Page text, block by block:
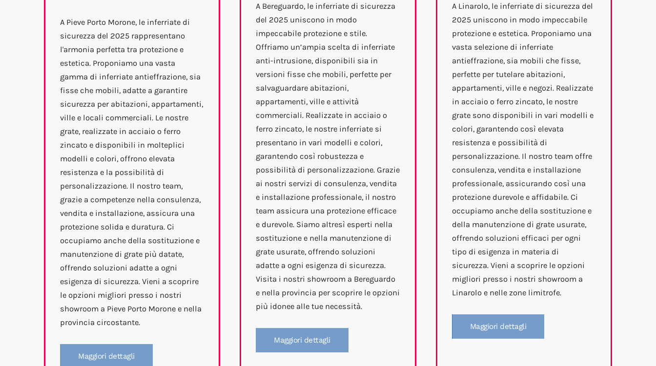
A Pieve Porto Morone, le inferriate di
sicurezza del 2025 rappresentano
l'armonia perfetta tra protezione e
estetica. Proponiamo una vasta
gamma di inferriate antieffrazione, sia
fisse che mobili, adatte a garantire
sicurezza per abitazioni, appartamenti,
ville e locali commerciali. Le nostre
grate, realizzate in acciaio o ferro
zincato e disponibili in molteplici
modelli e colori, offrono elevata
resistenza e la possibilità di
personalizzazione. Il nostro team,
grazie a competenze nella consulenza,
vendita e installazione, assicura una
protezione solida e duratura. Ci
occupiamo anche della sostituzione e
manutenzione di grate più datate,
offrendo soluzioni adatte a ogni
esigenza di sicurezza. Vieni a scoprire
le opzioni migliori presso i nostri
showroom a Pieve Porto Morone e nella
provincia circostante.
Maggiori dettagli
A Bereguardo, le inferriate di sicurezza
del 2025 uniscono in modo
impeccabile protezione e stile.
Offriamo un’ampia scelta di inferriate
anti-intrusione, disponibili sia in
versioni fisse che mobili, perfette per
salvaguardare abitazioni,
appartamenti, ville e attività
commerciali. Realizzate in acciaio o
ferro zincato, le nostre inferriate si
presentano in vari modelli e colori,
garantendo così robustezza e
possibilità di personalizzazione. Grazie
ai nostri servizi di consulenza, vendita
e installazione professionale, il nostro
team assicura una protezione efficace
e durevole. Siamo altresì esperti nella
sostituzione e nella manutenzione di
grate usurate, offrendo soluzioni
adatte a ogni esigenza di sicurezza.
Visita i nostri showroom a Bereguardo
e nella provincia per scoprire le opzioni
più idonee alle tue necessità.
Maggiori dettagli
A Linarolo, le inferriate di sicurezza del
2025 uniscono in modo impeccabile
protezione e estetica. Proponiamo una
vasta selezione di inferriate
antieffrazione, sia mobili che fisse,
perfette per tutelare abitazioni,
appartamenti, ville e negozi. Realizzate
in acciaio o ferro zincato, le nostre
grate sono disponibili in vari modelli e
colori, garantendo così elevata
resistenza e possibilità di
personalizzazione. Il nostro team offre
consulenza, vendita e installazione
professionale, assicurando così una
protezione durevole e affidabile. Ci
occupiamo anche della sostituzione e
della manutenzione di grate usurate,
offrendo soluzioni efficaci per ogni
tipo di esigenza in materia di
sicurezza. Vieni a scoprire le opzioni
migliori presso i nostri showroom a
Linarolo e nelle zone limitrofe.
Maggiori dettagli